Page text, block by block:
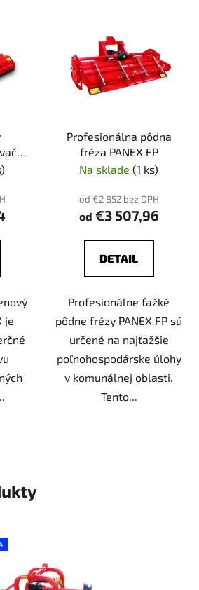
je
Profesionálna pôdna
fréza PANEX FP
Na sklade (1 ks)
od €2 852 bez DPH
od €3 507,96
DETAIL
Profesionálne ťažké
pôdne frézy PANEX FP sú
určené na najťažšie
poľnohospodárske úlohy
v komunálnej oblasti.
Tento...